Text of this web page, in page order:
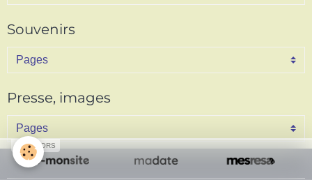
Souvenirs
Presse, images
SPONSORS